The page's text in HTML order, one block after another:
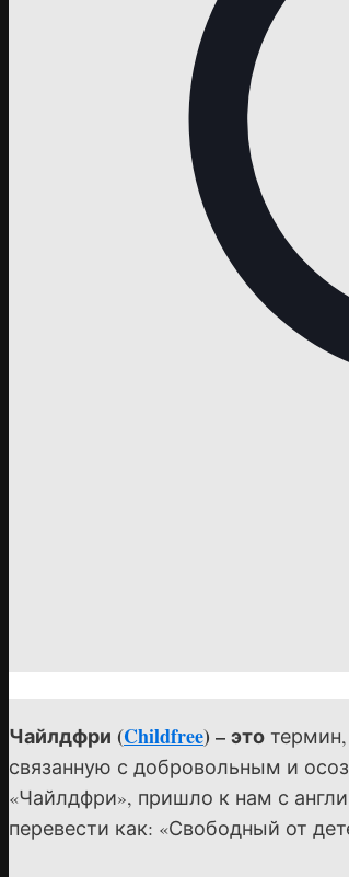
Чайлдфри (Childfree) – это
связанную с добровольным и
«Чайлдфри», пришло к нам с
перевести как: «Свободный от